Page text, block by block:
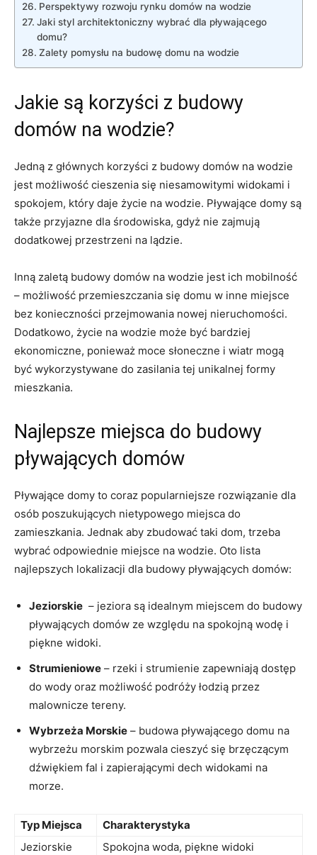
Perspektywy rozwoju rynku domów na wodzie
Jaki styl architektoniczny wybrać ⁣dla‍ pływającego
domu?
Zalety pomysłu na budowę domu na wodzie
Jakie są korzyści z budowy
domów na wodzie?
Jedną z głównych korzyści z budowy domów na wodzie
jest możliwość cieszenia się niesamowitymi widokami i
spokojem, który daje życie na wodzie. Pływające⁣ domy ⁣są
także przyjazne dla środowiska, gdyż nie zajmują
dodatkowej przestrzeni na lądzie.
Inną zaletą budowy domów na wodzie jest ich mobilność
– możliwość przemieszczania się domu w ​inne miejsce
bez konieczności przejmowania nowej nieruchomości.
‌Dodatkowo,⁢ życie na wodzie może być bardziej
ekonomiczne, ponieważ moce słoneczne i wiatr mogą
być wykorzystywane do zasilania tej unikalnej formy
mieszkania.
Najlepsze miejsca do budowy
pływających domów
Pływające domy to coraz popularniejsze rozwiązanie dla
osób poszukujących nietypowego miejsca do
zamieszkania. Jednak aby ⁢zbudować taki dom, trzeba
wybrać odpowiednie miejsce na ⁢wodzie. Oto lista
najlepszych lokalizacji dla budowy⁣ pływających ⁣domów:
Jeziorskie ​ – jeziora są idealnym miejscem ⁢do budowy
pływających domów‍ ze względu na ‌spokojną wodę i
piękne widoki.
Strumieniowe – rzeki i strumienie zapewniają dostęp
do wody oraz możliwość ‌podróży łodzią przez
malownicze tereny.
Wybrzeża Morskie – budowa pływającego domu na
wybrzeżu morskim pozwala cieszyć się brzęczącym
dźwiękiem fal i zapierającymi‍ dech widokami na
‍morze.
Typ Miejsca
Charakterystyka
Jeziorskie
Spokojna woda, piękne widoki